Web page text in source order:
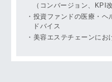
（コンバージョン、KPI
投資ファンドの医療・ヘ
ドバイス
美容エステチェーンにお